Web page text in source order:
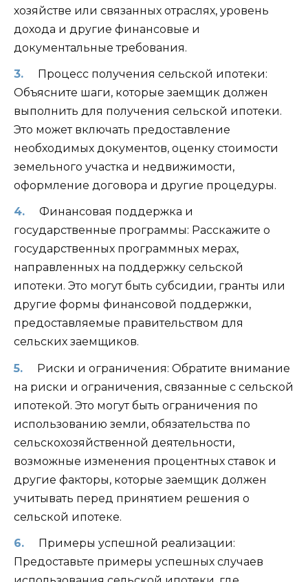
хозяйстве или связанных отраслях, уровень
дохода и другие финансовые и
документальные требования.
Процесс получения сельской ипотеки:
Объясните шаги, которые заемщик должен
выполнить для получения сельской ипотеки.
Это может включать предоставление
необходимых документов, оценку стоимости
земельного участка и недвижимости,
оформление договора и другие процедуры.
Финансовая поддержка и
государственные программы: Расскажите о
государственных программных мерах,
направленных на поддержку сельской
ипотеки. Это могут быть субсидии, гранты или
другие формы финансовой поддержки,
предоставляемые правительством для
сельских заемщиков.
Риски и ограничения: Обратите внимание
на риски и ограничения, связанные с сельской
ипотекой. Это могут быть ограничения по
использованию земли, обязательства по
сельскохозяйственной деятельности,
возможные изменения процентных ставок и
другие факторы, которые заемщик должен
учитывать перед принятием решения о
сельской ипотеке.
Примеры успешной реализации:
Предоставьте примеры успешных случаев